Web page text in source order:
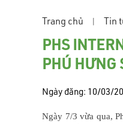
Trang chủ Tin
PHS
PHÚ HƯNG
Ngày đăng: 10/03/
Ngày 7/3 vừa qua,